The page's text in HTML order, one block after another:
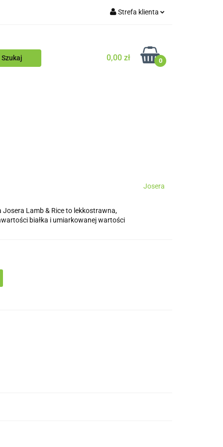
Strefa klienta
Zarejestruj się
Dodaj zgłoszenie
0,00 zł 0
Josera
Josera Lamb & Rice to lekkostrawna,
białka i umiarkowanej wartości